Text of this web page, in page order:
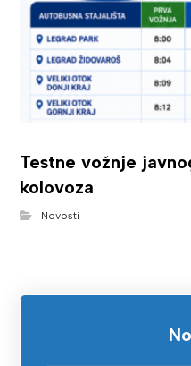
Testne vožnje
kolovoza
Novosti